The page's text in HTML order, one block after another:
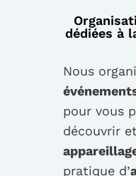
dédiées à
Nous
pour vous
découvrir
pratique d’